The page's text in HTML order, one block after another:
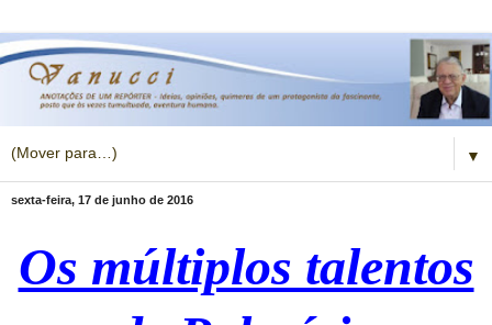
▼
sexta-feira, 17 de junho de 2016
Os múltiplos talentos